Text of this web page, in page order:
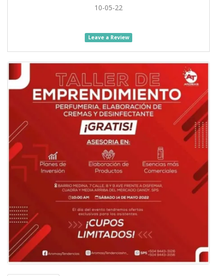
10-05-22
Leave a Review